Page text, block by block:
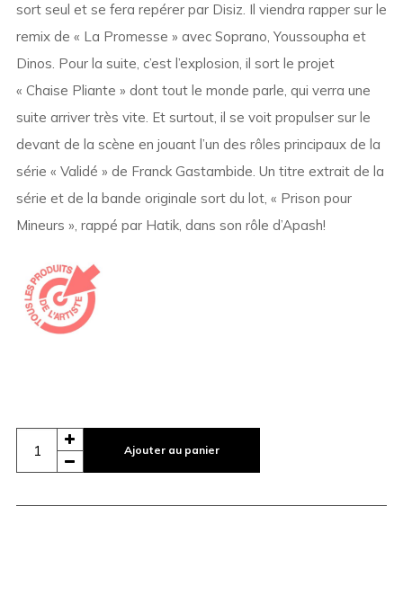
sort seul et se fera repérer par Disiz. Il viendra rapper sur le
remix de « La Promesse » avec Soprano, Youssoupha et
Dinos. Pour la suite, c’est l’explosion, il sort le projet
« Chaise Pliante » dont tout le monde parle, qui verra une
suite arriver très vite. Et surtout, il se voit propulser sur le
devant de la scène en jouant l’un des rôles principaux de la
série « Validé » de Franck Gastambide. Un titre extrait de la
série et de la bande originale sort du lot, « Prison pour
Mineurs », rappé par Hatik, dans son rôle d’Apash!
Ajouter au panier